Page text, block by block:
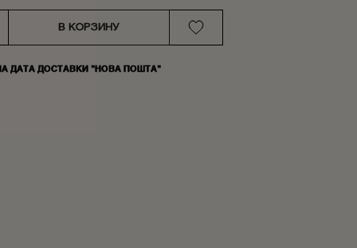
В КОРЗИНУ
ДАТА ДОСТАВКИ "НОВА ПОШТА"